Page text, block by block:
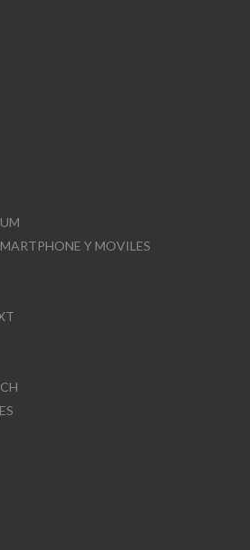
Y MOVILES